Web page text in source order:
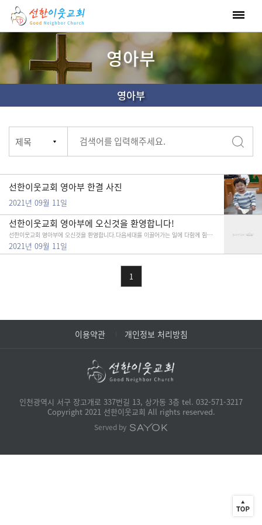
영아부
영아부
선한이웃교회 영아부 한결 사진
2021년 09월 11일
선한이웃교회 영아부에 오신것을 환영합니다!
선한이웃교회 영아부에 오신것을 환영합니다.다음세대를 이끌어가는 일에 다함께 힘써주시길 바랍니다.
2021년 09월 11일
1
이용약관 개인정보 처리방침
인천광역시 서구 장고개로 337번길 13, 상가동 3층 tel. 032-571-3217
Copyright 2021 선한이웃교회 All rights reserved.
Served by